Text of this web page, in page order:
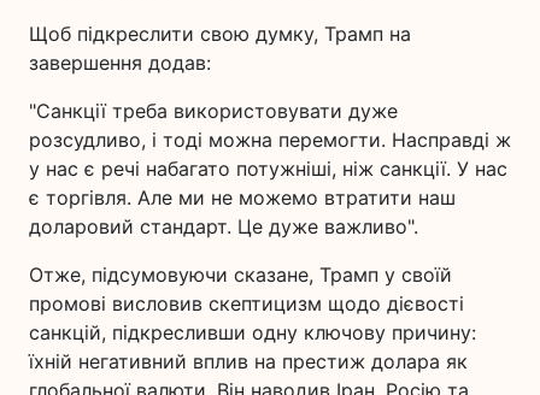
Щоб підкреслити свою думку, Трамп на
завершення додав:
"Санкції треба використовувати дуже
розсудливо, і тоді можна перемогти. Насправді ж
у нас є речі набагато потужніші, ніж санкції. У нас
є торгівля. Але ми не можемо втратити наш
доларовий стандарт. Це дуже важливо".
Отже, підсумовуючи сказане, Трамп у своїй
промові висловив скептицизм щодо дієвості
санкцій, підкресливши одну ключову причину:
їхній негативний вплив на престиж долара як
глобальної валюти. Він наводив Іран, Росію та